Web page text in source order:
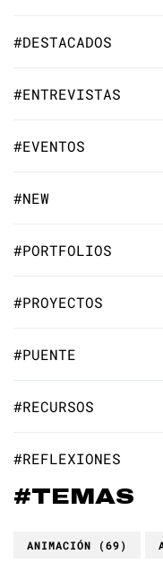
#DESTACADOS
#ENTREVISTAS
#EVENTOS
#NEW
#PORTFOLIOS
#PROYECTOS
#PUENTE
#RECURSOS
#REFLEXIONES
#TEMAS
ANIMACIÓN (69)